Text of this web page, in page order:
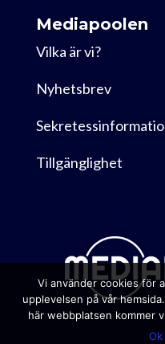
Mediapoolen
Vilka är vi?
Nyhetsbrev
Tillgänglighet
Vi använder cookies för
upplevelsen på vår
här webbplatsen kommer
Ok